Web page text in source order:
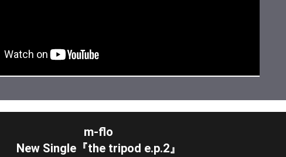
m-flo
New Single『the tripod e.p.2』